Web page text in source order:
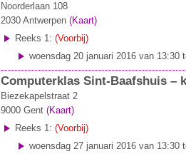
Noorderlaan 108
2030 Antwerpen (Kaart)
Reeks 1:(Voorbij)
woensdag 20 januari 2016 van 13:30
Computerklas Sint-Baafshuis –
Biezekapelstraat 2
9000 Gent (Kaart)
Reeks 1:(Voorbij)
woensdag 27 januari 2016 van 13:30